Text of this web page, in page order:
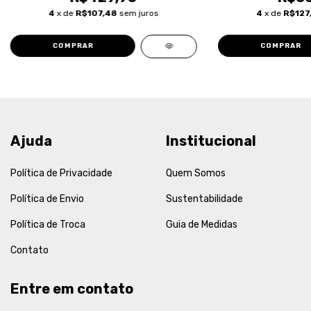
4 x de R$107,48 sem juros
COMPRAR
4 x de
COMPRAR
Ajuda
Política de Privacidade
Política de Envio
Política de Troca
Contato
Institucional
Quem Somos
Sustentabilidade
Guia de Medidas
Entre em contato